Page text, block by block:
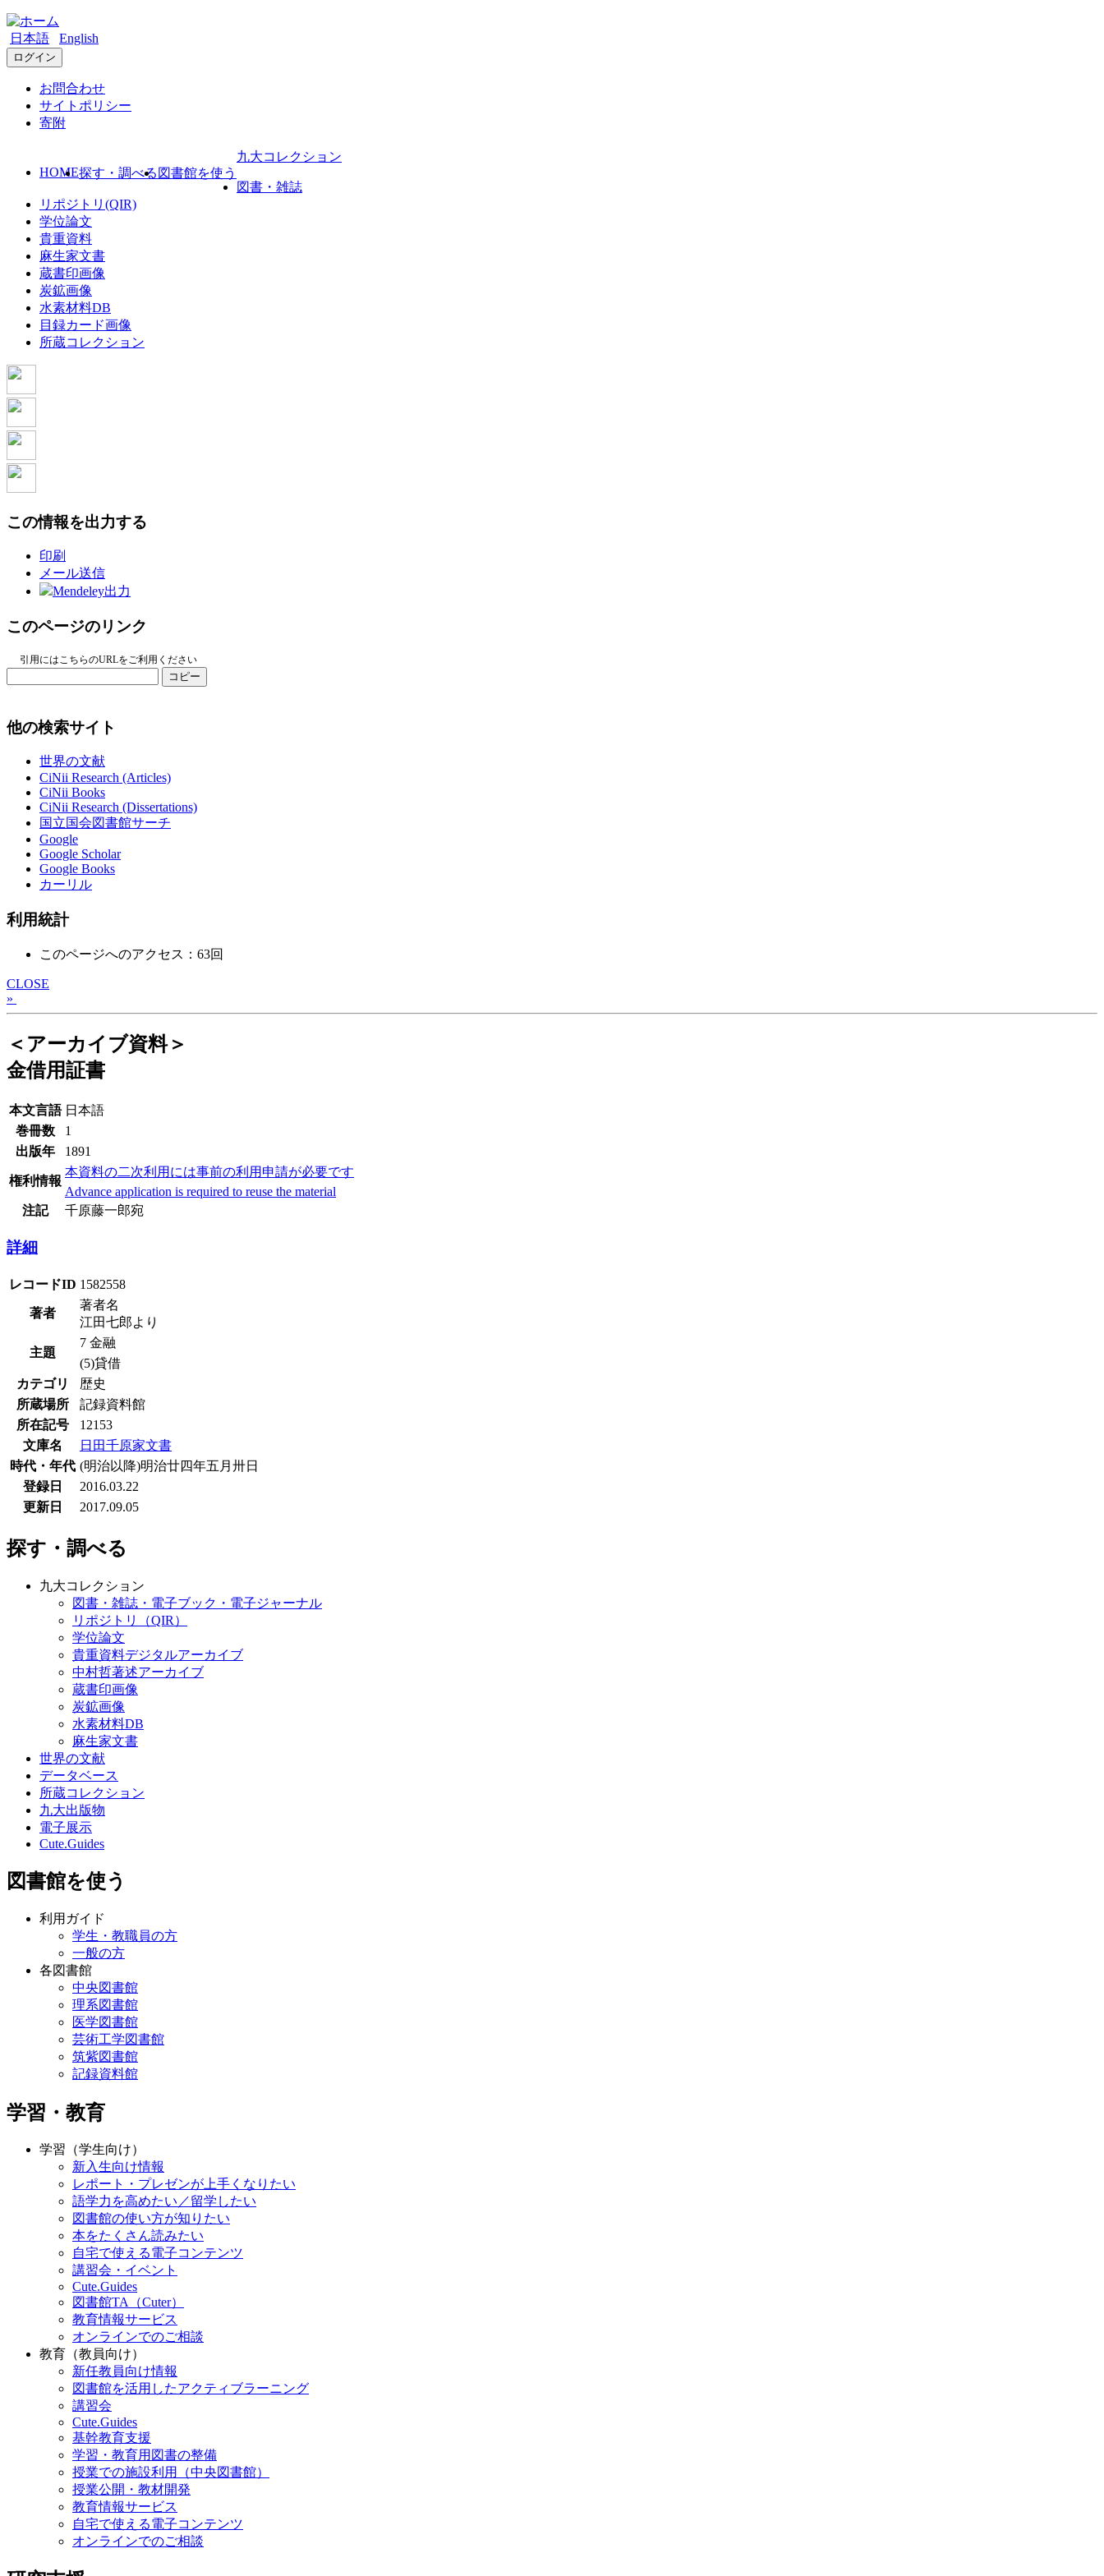
日本語 English
ログイン
お問合わせ
サイトポリシー
寄附
HOME探す・調べる 図書館を使う
九大コレクション
図書・雑誌
リポジトリ(QIR)
学位論文
貴重資料
麻生家文書
蔵書印画像
炭鉱画像
水素材料DB
目録カード画像
所蔵コレクション
この情報を出力する
印刷
メール送信
Mendeley出力
このページのリンク
引用にはこちらのURLをご利用ください
コピー
他の検索サイト
世界の文献
CiNii Research (Articles)
CiNii Books
CiNii Research (Dissertations)
国立国会図書館サーチ
Google
Google Scholar
Google Books
カーリル
利用統計
このページへのアクセス：63回
CLOSE
»
＜アーカイブ資料＞
金借用証書
本文言語 日本語
巻冊数
1
出版年
1891
権利情報
本資料の二次利用には事前の利用申請が必要です
Advance application is required to reuse the material
注記
千原藤一郎宛
詳細
レコードID 1582558
著者
著者名
江田七郎より
主題
7 金融
(5)貸借
カテゴリ
歴史
所蔵場所
記録資料館
所在記号
12153
文庫名
日田千原家文書
時代・年代 (明治以降)明治廿四年五月卅日
登録日
2016.03.22
更新日
2017.09.05
探す・調べる
九大コレクション
図書・雑誌・電子ブック・電子ジャーナル
リポジトリ（QIR）
学位論文
貴重資料デジタルアーカイブ
中村哲著述アーカイブ
蔵書印画像
炭鉱画像
水素材料DB
麻生家文書
世界の文献
データベース
所蔵コレクション
九大出版物
電子展示
Cute.Guides
図書館を使う
利用ガイド
学生・教職員の方
一般の方
各図書館
中央図書館
理系図書館
医学図書館
芸術工学図書館
筑紫図書館
記録資料館
学習・教育
学習（学生向け）
新入生向け情報
レポート・プレゼンが上手くなりたい
語学力を高めたい／留学したい
図書館の使い方が知りたい
本をたくさん読みたい
自宅で使える電子コンテンツ
講習会・イベント
Cute.Guides
図書館TA（Cuter）
教育情報サービス
オンラインでのご相談
教育（教員向け）
新任教員向け情報
図書館を活用したアクティブラーニング
講習会
Cute.Guides
基幹教育支援
学習・教育用図書の整備
授業での施設利用（中央図書館）
授業公開・教材開発
教育情報サービス
自宅で使える電子コンテンツ
オンラインでのご相談